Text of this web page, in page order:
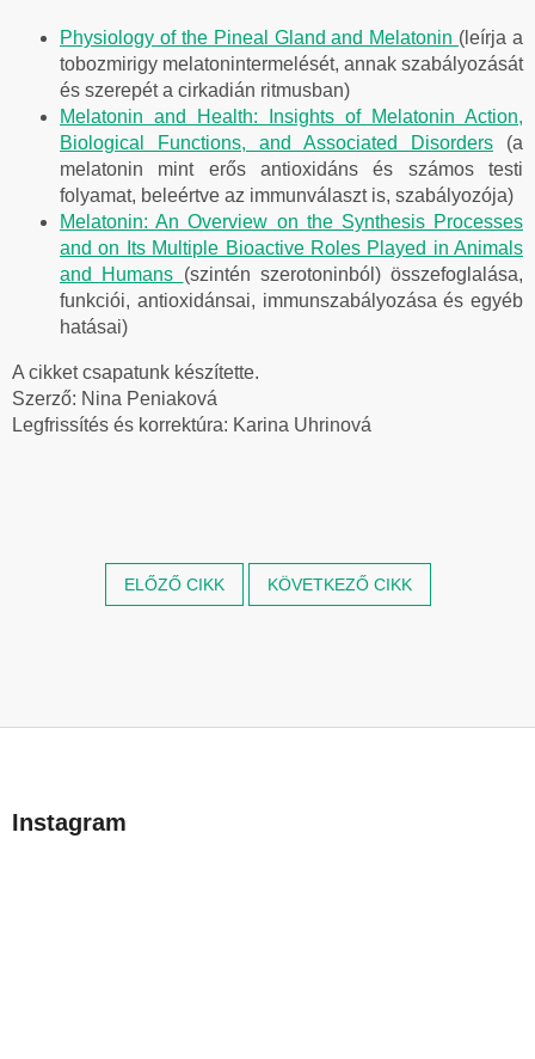
Physiology of the Pineal Gland and Melatonin (leírja a
tobozmirigy melatonintermelését, annak szabályozását
és szerepét a cirkadián ritmusban)
Melatonin and Health: Insights of Melatonin Action,
Biological Functions, and Associated Disorders (a
melatonin mint erős antioxidáns és számos testi
folyamat, beleértve az immunválaszt is, szabályozója)
Melatonin: An Overview on the Synthesis Processes
and on Its Multiple Bioactive Roles Played in Animals
and Humans (szintén szerotoninból) összefoglalása,
funkciói, antioxidánsai, immunszabályozása és egyéb
hatásai)
A cikket csapatunk készítette.
Szerző: Nina Peniaková
Legfrissítés és korrektúra: Karina Uhrinová
ELŐZŐ CIKK KÖVETKEZŐ CIKK
bInstagram